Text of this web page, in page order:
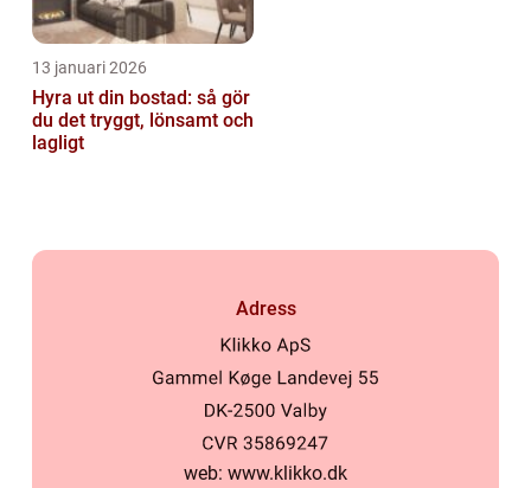
13 januari 2026
Hyra ut din bostad: så gör
du det tryggt, lönsamt och
lagligt
Adress
web: www.klikko.dk